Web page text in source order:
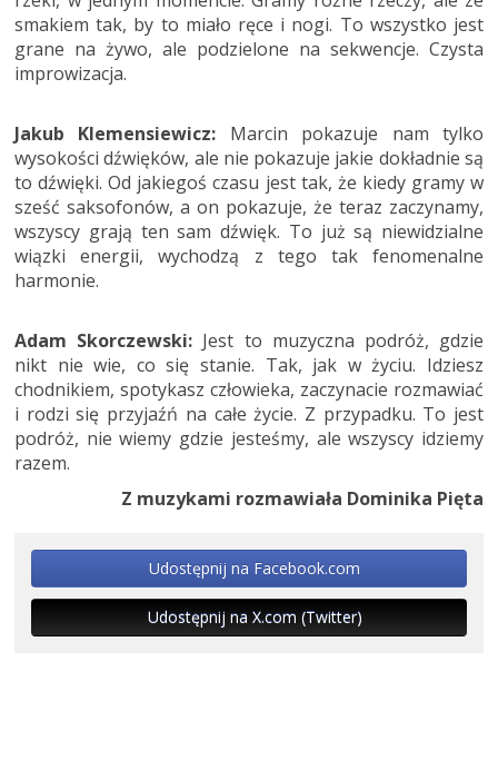
smakiem tak, by to miało ręce i nogi. To wszystko jest
grane na żywo, ale podzielone na sekwencje. Czysta
improwizacja.
Jakub Klemensiewicz: Marcin pokazuje nam tylko
wysokości dźwięków, ale nie pokazuje jakie dokładnie są
to dźwięki. Od jakiegoś czasu jest tak, że kiedy gramy w
sześć saksofonów, a on pokazuje, że teraz zaczynamy,
wszyscy grają ten sam dźwięk. To już są niewidzialne
wiązki energii, wychodzą z tego tak fenomenalne
harmonie.
Adam Skorczewski: Jest to muzyczna podróż, gdzie
nikt nie wie, co się stanie. Tak, jak w życiu. Idziesz
chodnikiem, spotykasz człowieka, zaczynacie rozmawiać
i rodzi się przyjaźń na całe życie. Z przypadku. To jest
podróż, nie wiemy gdzie jesteśmy, ale wszyscy idziemy
razem.
Z muzykami rozmawiała Dominika Pięta
Udostępnij na Facebook.com
Udostępnij na X.com (Twitter)